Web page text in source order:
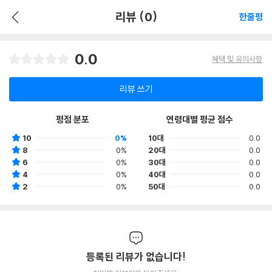
리뷰 (0) 한줄평
0.0 혜택 및 유의사항
리뷰 쓰기
평점 분포
10
0%
8
0%
6
0%
4
0%
2
0%
연령대별 평균 점수
10대
0.0
20대
0.0
30대
0.0
40대
0.0
50대
0.0
등록된 리뷰가 없습니다!